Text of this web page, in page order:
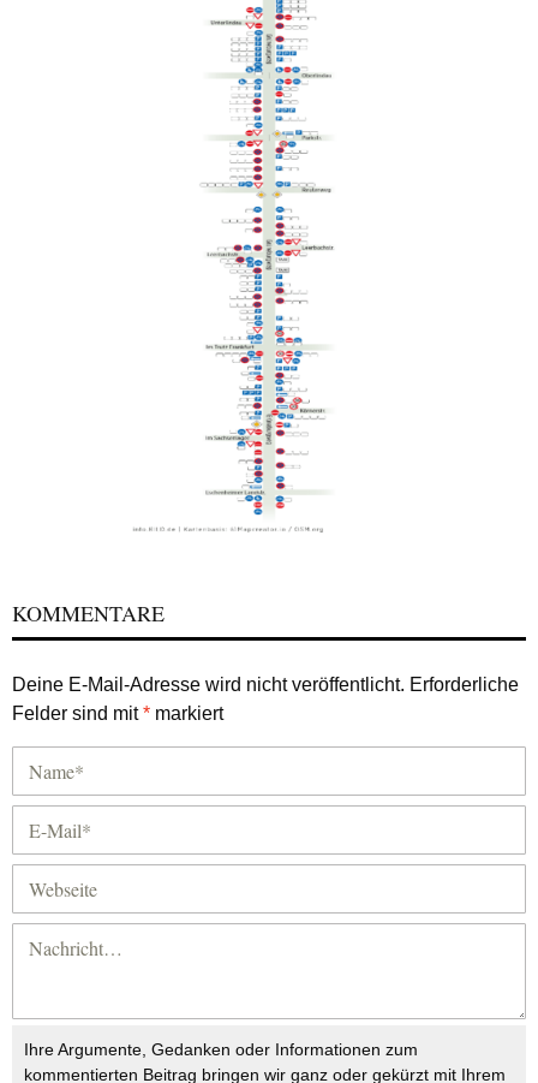
KOMMENTARE
Deine E-Mail-Adresse wird nicht veröffentlicht. Erforderliche
Felder sind mit* markiert
Ihre Argumente, Gedanken oder Informationen zum
kommentierten Beitrag bringen wir ganz oder gekürzt mit Ihrem